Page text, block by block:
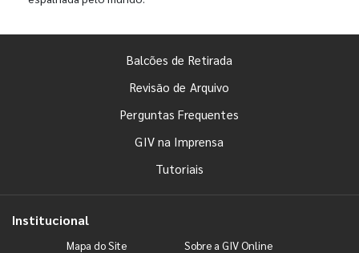
Balcões de Retirada
Revisão de Arquivo
Perguntas Frequentes
GIV na Imprensa
Tutoriais
Institucional
Mapa do Site Sobre a GIV Online